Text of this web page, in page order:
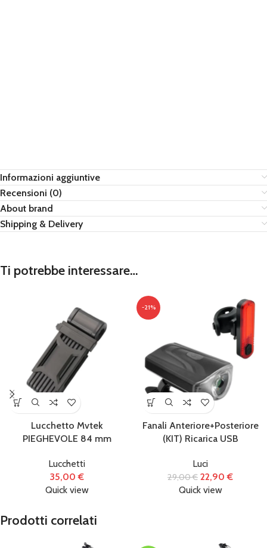
Informazioni aggiuntive
Recensioni (0)
About brand
Shipping & Delivery
Ti potrebbe interessare…
Lucchetto Mvtek
PIEGHEVOLE 84 mm
Lucchetti
35,00€
Quick view
-21%
Fanali Anteriore+Posteriore
(KIT) Ricarica USB
Luci
29,00€ 22,90€
Quick view
Prodotti correlati